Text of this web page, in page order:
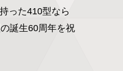
った410型なら
誕生60周年を祝